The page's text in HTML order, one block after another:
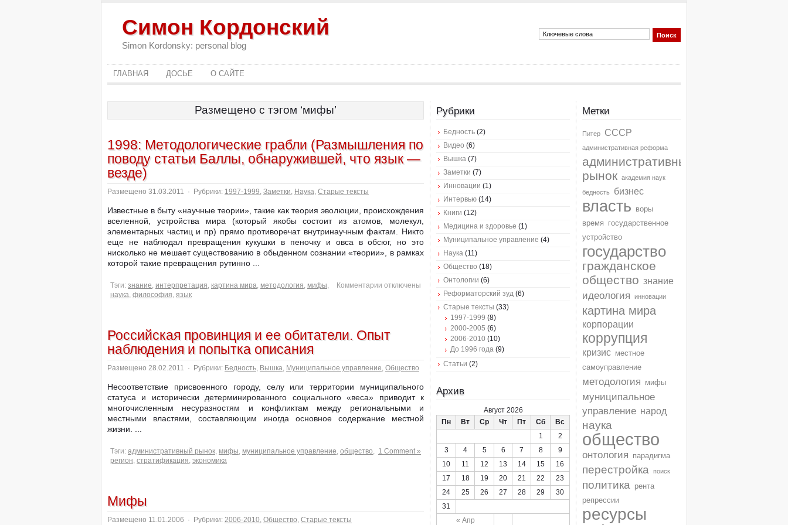
Симон Кордонский
Simon Kordonsky: personal blog
ГЛАВНАЯ ДОСЬЕ О САЙТЕ
Размещено с тэгом ‘мифы’
1998: Методологические грабли (Размышления по
поводу статьи Баллы, обнаружившей, что язык —
везде)
Размещено 31.03.2011 · Рубрики: 1997-1999, Заметки, Наука, Старые тексты
Известные в быту «научные теории», такие как теория эволюции, происхождения
вселенной, устройства мира (который якобы состоит из атомов, молекул,
элементарных частиц и пр) прямо противоречат внутринаучным фактам. Никто
еще не наблюдал превращения кукушки в пеночку и овса в обсюг, но это
нисколько не мешает существованию в обыденном сознании «теории», в рамках
которой такие превращения рутинно ...
Комментарии отключены
Тэги: знание, интерпретация, картина мира, методология, мифы,
наука, философия, язык
Российская провинция и ее обитатели. Опыт
наблюдения и попытка описания
Размещено 28.02.2011 · Рубрики: Бедность, Вышка, Муниципальное управление, Общество
Несоответствие присвоенного городу, селу или территории муниципального
статуса и исторически детерминированного социального «веса» приводит к
многочисленным несуразностям и конфликтам между региональными и
местными властями, составляющим иногда основное содержание местной
жизни. ...
1 Comment »
Тэги: административный рынок, мифы, муниципальное управление, общество,
регион, стратификация, экономика
Мифы
Размещено 11.01.2006 · Рубрики: 2006-2010, Общество, Старые тексты
Рубрики
Бедность (2)
Видео (6)
Вышка (7)
Заметки (7)
Инновации (1)
Интервью (14)
Книги (12)
Медицина и здоровье (1)
Муниципальное управление (4)
Наука (11)
Общество (18)
Онтологии (6)
Реформаторский зуд (6)
Старые тексты (33)
1997-1999 (8)
2000-2005 (6)
2006-2010 (10)
До 1996 года (9)
Статьи (2)
Архив
Август 2026
Пн
Вт Ср Чт Пт Сб Вс
« Апр
1
2
3
4 5 6 7 8
9
10
11 12 13 14 15
16
17
18 19 20 21 22
23
24
25 26 27 28 29
30
31
Метки
Питер СССР
административная реформа
административный
рынок академия наук
бедность бизнес
власть воры
время государственное
устройство
государство
гражданское
общество знание
идеология инновации
картина мира
корпорации
коррупция
кризис местное
самоуправление
методология мифы
муниципальное
управление народ
наука
общество
онтология парадигма
перестройка поиск
политика рента
репрессии
ресурсы